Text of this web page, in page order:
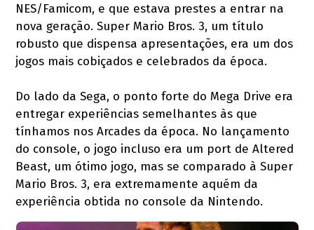
NES/Famicom, e que estava prestes a entrar na
nova geração. Super Mario Bros. 3, um título
robusto que dispensa apresentações, era um dos
jogos mais cobiçados e celebrados da época.
Do lado da Sega, o ponto forte do Mega Drive era
entregar experiências semelhantes às que
tínhamos nos Arcades da época. No lançamento
do console, o jogo incluso era um port de Altered
Beast, um ótimo jogo, mas se comparado à Super
Mario Bros. 3, era extremamente aquém da
experiência obtida no console da Nintendo.